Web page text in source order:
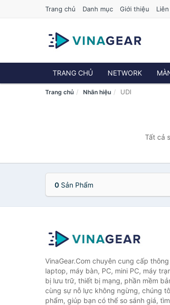
Trang chủ Danh mục Giới thiệu
TRANG CHỦ NETWORK
Trang chủ Nhãn hiệu UDI
Tất cả
0 Sản Phẩm
VinaGear.Com chuyên cung cấp
laptop, máy bàn, PC, mini PC, máy
bị lưu trữ, thiết bị mạng, phần mềm
cùng sự nỗ lực không ngừng, chúng
phẩm, giúp bạn có thể so sánh giá,